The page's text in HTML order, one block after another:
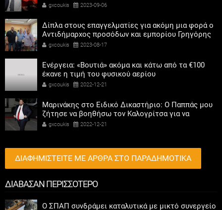
gxcoukis 2023-09-06
Δίπλα στους επαγγελματίες για ακόμη μια φορά ο
Αντιδήμαρχος προσόδων και εμπορίου Γρηγόρης
Καψοκόλης
gxcoukis 2023-08-17
Ενέργεια: «Βουτιά» ακόμα και κάτω από τα €100
έκανε η τιμή του φυσικού αερίου
gxcoukis 2022-12-21
Μαρινάκης στο Ειδικό Δικαστήριο: Ο Παππάς μου
ζήτησε να βοηθήσω τον Καλογρίτσα για να
αποκτήσει σταθμό ο ΣΥΡΙΖΑ
gxcoukis 2022-12-21
ΔΙΑΦΗΜΙΣΤΕΙΤΕ ΜΕ ΑΡΘΡΑ ΣΤΟ ΠΑΡΑΔΗΜΟΤΙΚΑ
ΔΙΑΒΑΣΑΝ ΠΕΡΙΣΣΟΤΕΡΟ
Ο ΣΠΑΠ συνδράμει καταλυτικά με μικτό συνεργείο